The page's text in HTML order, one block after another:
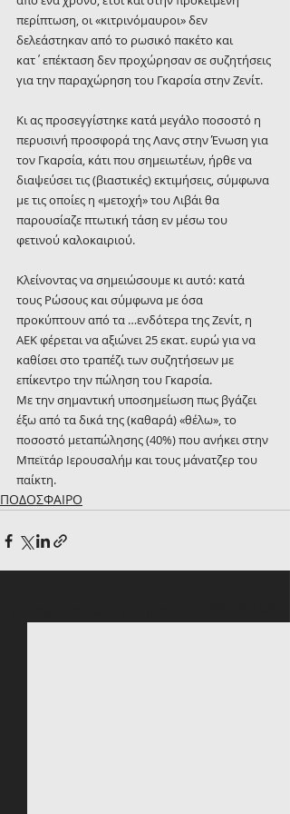
περίπτωση, οι «κιτρινόμαυροι» δεν
δελεάστηκαν από το ρωσικό πακέτο και
κατ΄επέκταση δεν προχώρησαν σε συζητήσεις
για την παραχώρηση του Γκαρσία στην Ζενίτ.
Κι ας προσεγγίστηκε κατά μεγάλο ποσοστό η
περυσινή προσφορά της Λανς στην Ένωση για
τον Γκαρσία, κάτι που σημειωτέων, ήρθε να
διαψεύσει τις (βιαστικές) εκτιμήσεις, σύμφωνα
με τις οποίες η «μετοχή» του Λιβάι θα
παρουσίαζε πτωτική τάση εν μέσω του
φετινού καλοκαιριού.
Κλείνοντας να σημειώσουμε κι αυτό: κατά
τους Ρώσους και σύμφωνα με όσα
προκύπτουν από τα …ενδότερα της Ζενίτ, η
ΑΕΚ φέρεται να αξιώνει 25 εκατ. ευρώ για να
καθίσει στο τραπέζι των συζητήσεων με
επίκεντρο την πώληση του Γκαρσία.
Με την σημαντική υποσημείωση πως βγάζει
έξω από τα δικά της (καθαρά) «θέλω», το
ποσοστό μεταπώλησης (40%) που ανήκει στην
Μπεϊτάρ Ιερουσαλήμ και τους μάνατζερ του
παίκτη.
ΠΟΔΟΣΦΑΙΡΟ